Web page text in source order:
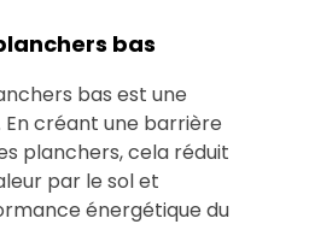
bas
bas est une
créant une barrière
planchers, cela réduit
par le sol et
énergétique du